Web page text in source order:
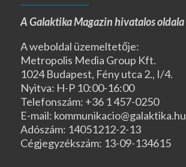
A Galaktika Magazin hivatalos oldala
A weboldal üzemeltetője:
Metropolis Media Group Kft.
1024 Budapest, Fény utca 2., I/4.
Nyitva: H-P 10:00-16:00
Telefonszám: +36 1 457-0250
E-mail: kommunikacio@galaktika.hu
Adószám: 14051212-2-13
Cégjegyzékszám: 13-09-134615